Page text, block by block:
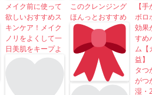
メイク前に使って
欲しいおすすめス
キンケア！メイク
ノリをよくして一
日美肌をキープよ
このクレンジング
ほんっとおすすめ
【
ボロ
効果
すめ
ム【
益】
タつ
がつ
湿・